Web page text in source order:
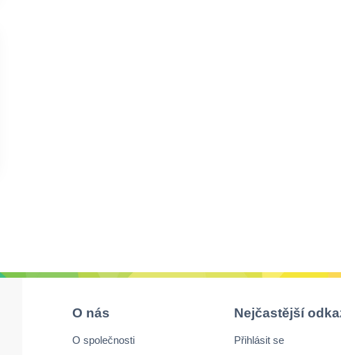
O nás
O společnosti
Nejčastější
Přihlásit se